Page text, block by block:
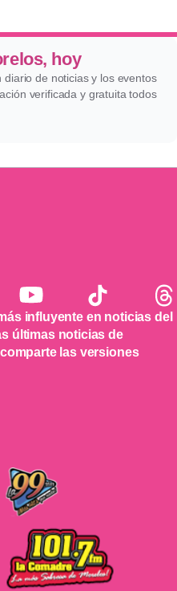
hoy
de noticias y los eventos
verificada y gratuita todos
influyente en noticias del
últimas noticias de
las versiones